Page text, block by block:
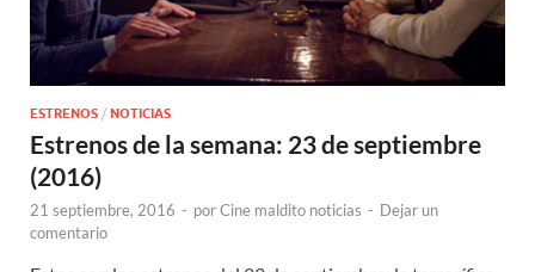
ESTRENOS / NOTICIAS
Estrenos de la semana: 23 de septiembre
(2016)
21 septiembre, 2016 - porCine maldito noticias - Dejar un
comentario